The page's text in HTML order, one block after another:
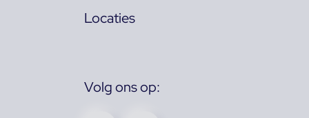
Locaties
Volg ons op: